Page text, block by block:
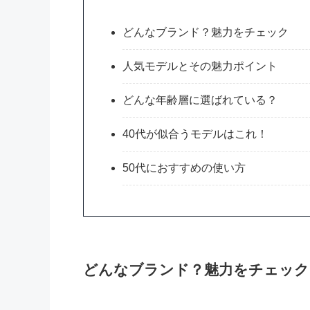
どんなブランド？魅力をチェック
人気モデルとその魅力ポイント
どんな年齢層に選ばれている？
40代が似合うモデルはこれ！
50代におすすめの使い方
どんなブランド？魅力をチェック